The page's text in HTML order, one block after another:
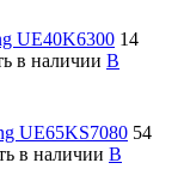
UE40K6300 14
в наличии В
UE65KS7080 54
в наличии В